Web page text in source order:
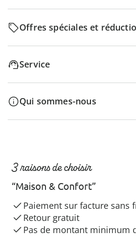
Offres spéciales et
Service
Qui sommes-nous
3 raisons de choisir
“Maison & Confort”
Paiement sur facture sans
Retour gratuit
Pas de montant minimum